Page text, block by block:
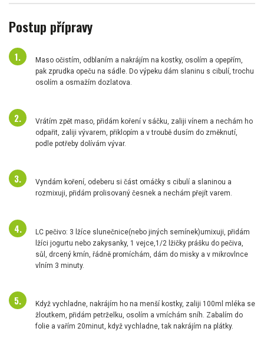
Postup přípravy
Maso očistím, odblaním a nakrájím na kostky, osolím a opepřím,
pak zprudka opeču na sádle. Do výpeku dám slaninu s cibulí, trochu
osolím a osmažím dozlatova.
Vrátím zpět maso, přidám koření v sáčku, zaliji vínem a nechám ho
odpařit, zaliji vývarem, přiklopím a v troubě dusím do změknutí,
podle potřeby dolívám vývar.
Vyndám koření, odeberu si část omáčky s cibulí a slaninou a
rozmixuji, přidám prolisovaný česnek a nechám přejít varem.
LC pečivo: 3 lžíce slunečnice(nebo jiných semínek)umixuji, přidám
lžíci jogurtu nebo zakysanky, 1 vejce,1/2 lžičky prášku do pečiva,
sůl, drcený kmín, řádně promíchám, dám do misky a v mikrovlnce
vlním 3 minuty.
Když vychladne, nakrájím ho na menší kostky, zaliji 100ml mléka se
žloutkem, přidám petrželku, osolím a vmíchám sníh. Zabalím do
folie a vařím 20minut, když vychladne, tak nakrájím na plátky.